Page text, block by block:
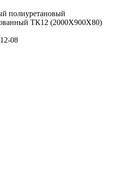
полиуретановый
ТК12 (2000Х900Х80)
08